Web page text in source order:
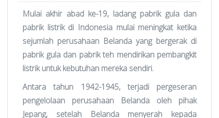
Mulai akhir abad ke-19, ladang pabrik gula dan
pabrik listrik di Indonesia mulai meningkat ketika
sejumlah perusahaan Belanda yang bergerak di
pabrik gula dan pabrik teh mendirikan pembangkit
listrik untuk kebutuhan mereka sendiri.
Antara tahun 1942-1945, terjadi pergeseran
pengelolaan perusahaan Belanda oleh pihak
Jepang, setelah Belanda menyerah kepada